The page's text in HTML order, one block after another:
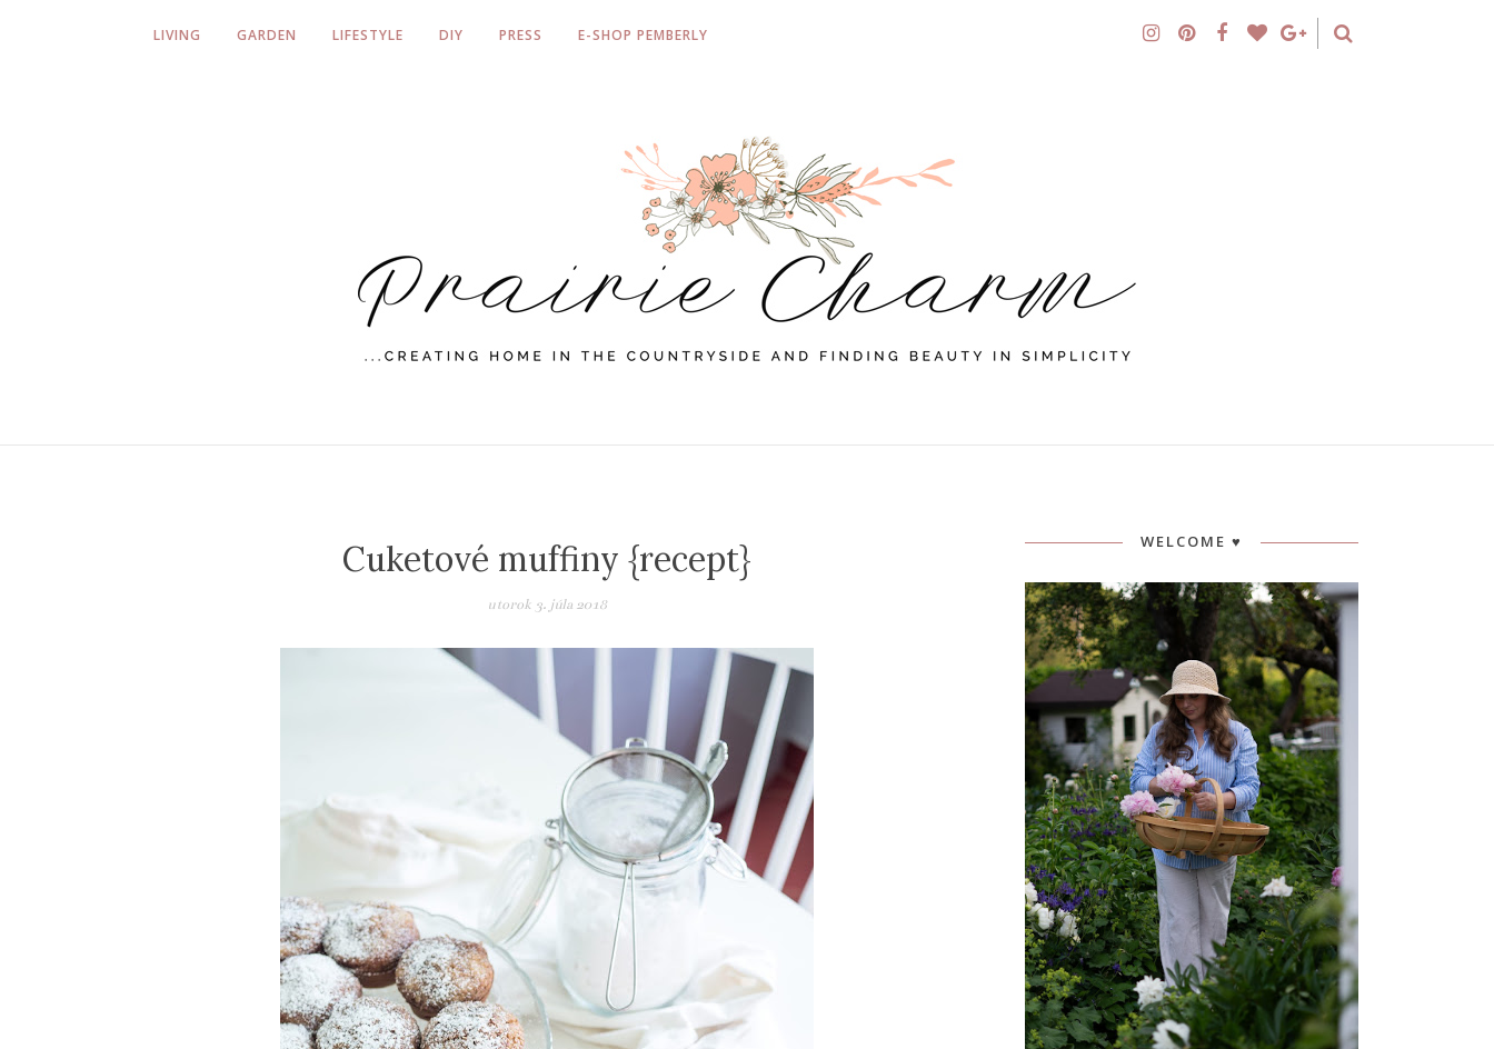
LIVING GARDEN LIFESTYLE DIY PRESS E-SHOP PEMBERLY
Cuketové muffiny {recept}
utorok 3. júla 2018
WELCOME ♥